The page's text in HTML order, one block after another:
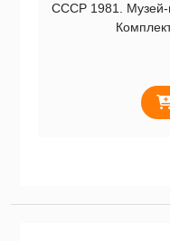
СССР 1981. Музей-